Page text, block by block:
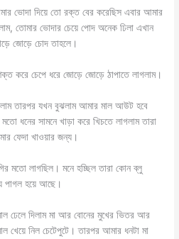
ভোদা দিয়ে তো রক্ত বের করেছিস এবার আমার
তোমার ভোদার চেয়ে পোদ অনেক ঢিলা এখান
জোড়ে চোদ তাহলে।
চেপে ধরে জোড়ে জোড়ে ঠাপাতে লাগলাম।
তারপর যখন বুঝলাম আমার মাল আউট হবে
ধনের সামনে খাড়া করে খিচতে লাগলাম তারা
ফেদা খাওয়ার জন্য।
মতো লাগছিল। মনে হচ্ছিল তারা কোন ব্লু
পাগল হয়ে আছে।
ঢেলে দিলাম মা আর বোনের মুখের ভিতর আর
নিল চেটেপুটে। তারপর আমার ধনটা মা